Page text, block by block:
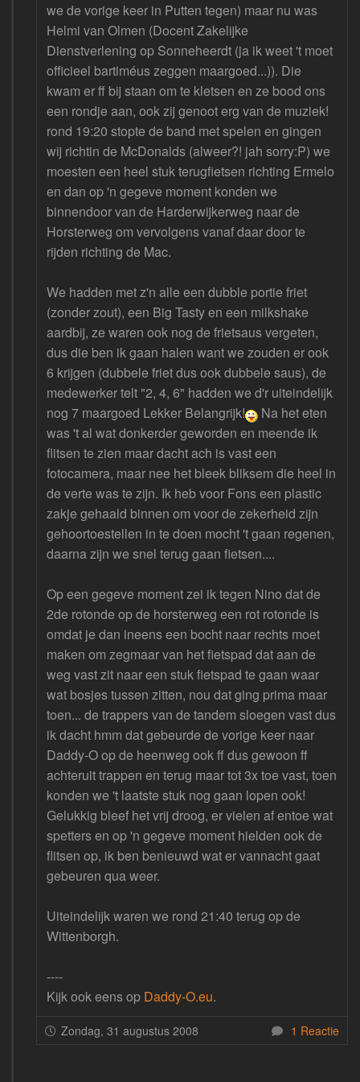
we de vorige keer in Putten tegen) maar nu was
Helmi van Olmen (Docent Zakelijke
Dienstverlening op Sonneheerdt (ja ik weet 't moet
officieel bartiméus zeggen maargoed...)). Die
kwam er ff bij staan om te kletsen en ze bood ons
een rondje aan, ook zij genoot erg van de muziek!
rond 19:20 stopte de band met spelen en gingen
wij richtin de McDonalds (alweer?! jah sorry:P) we
moesten een heel stuk terugfietsen richting Ermelo
en dan op 'n gegeve moment konden we
binnendoor van de Harderwijkerweg naar de
Horsterweg om vervolgens vanaf daar door te
rijden richting de Mac.
We hadden met z'n alle een dubble portie friet
(zonder zout), een Big Tasty en een milkshake
aardbij, ze waren ook nog de frietsaus vergeten,
dus die ben ik gaan halen want we zouden er ook
6 krijgen (dubbele friet dus ook dubbele saus), de
medewerker telt "2, 4, 6" hadden we d'r uiteindelijk
nog 7 maargoed Lekker Belangrijk!
Na het eten
was 't al wat donkerder geworden en meende ik
flitsen te zien maar dacht ach is vast een
fotocamera, maar nee het bleek bliksem die heel in
de verte was te zijn. Ik heb voor Fons een plastic
zakje gehaald binnen om voor de zekerheid zijn
gehoortoestellen in te doen mocht 't gaan regenen,
daarna zijn we snel terug gaan fietsen....
Op een gegeve moment zei ik tegen Nino dat de
2de rotonde op de horsterweg een rot rotonde is
omdat je dan ineens een bocht naar rechts moet
maken om zegmaar van het fietspad dat aan de
weg vast zit naar een stuk fietspad te gaan waar
wat bosjes tussen zitten, nou dat ging prima maar
toen... de trappers van de tandem sloegen vast dus
ik dacht hmm dat gebeurde de vorige keer naar
Daddy-O op de heenweg ook ff dus gewoon ff
achteruit trappen en terug maar tot 3x toe vast, toen
konden we 't laatste stuk nog gaan lopen ook!
Gelukkig bleef het vrij droog, er vielen af entoe wat
spetters en op 'n gegeve moment hielden ook de
flitsen op, ik ben benieuwd wat er vannacht gaat
gebeuren qua weer.
Uiteindelijk waren we rond 21:40 terug op de
Wittenborgh.
----
Kijk ook eens op Daddy-O.eu.
Zondag, 31 augustus 2008 1 Reactie